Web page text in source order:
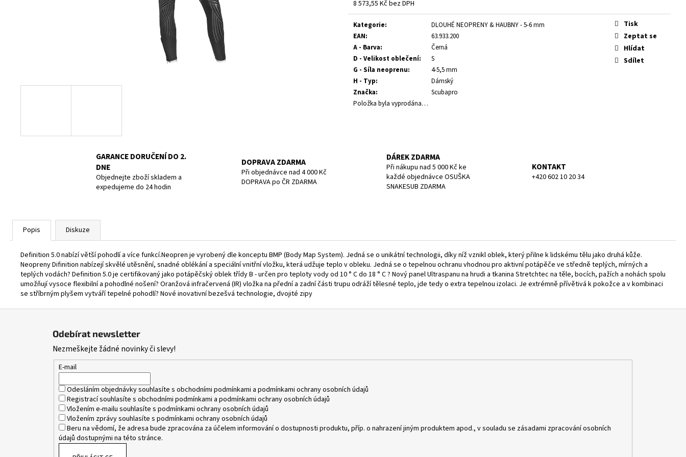
8 573,55 Kč bez DPH
Měrná
cena:
Kategorie:
DLOUHÉ NEOPRENY & HAUBNY - 5-6 mm
EAN:
63.933.200
A - Barva:
Černá
D - Velikost oblečení:
S
G - Síla neoprenu:
4-5,5 mm
H - Typ:
Dámský
Značka:
Scubapro
Položka byla vyprodána…
Tisk
Zeptat se
Hlídat
Sdílet
GARANCE DORUČENÍ DO 2.
DNE
Objednejte zboží skladem a
expedujeme do 24 hodin
DOPRAVA ZDARMA
Při objednávce nad 4 000 Kč
DOPRAVA po ČR ZDARMA
DÁREK ZDARMA
Při nákupu nad 5 000 Kč ke
každé objednávce OSUŠKA
SNAKESUB ZDARMA
KONTAKT
+420 602 10 20 34
Popis Diskuze
Definition 5.0 nabízí větší pohodlí a více funkcí.Neopren je vyrobený dle konceptu BMP (Body Map System). Jedná se o unikátní technologii, díky níž vznikl oblek, který přilne k lidskému tělu jako druhá kůže.
Neopreny Difinition nabízejí skvělé utěsnění, snadné oblékání a speciální vnitřní vložku, která udžuje teplo v obleku. Jedná se o tepelnou ochranu vhodnou pro aktivní potápěče ve středně teplých, mírných a
teplých vodách? Definition 5.0 je certifikovaný jako potápěčský oblek třídy B - určen pro teploty vody od 10 ° C do 18 ° C ? Nový panel Ultraspanu na hrudi a tkanina Stretchtec na těle, bocích, pažích a nohách spolu
umožňují vysoce flexibilní a pohodlné nošení? Oranžová infračervená (IR) vložka na přední a zadní části trupu odráží tělesné teplo, jde tedy o extra tepelnou izolaci. Je extrémně přívětivá k pokožce a v kombinaci
se stříbrným plyšem vytváří tepelné pohodlí? Nové inovativní bezešvá technologie, dvojité zipy
1 190 Kč
Odebírat newsletter
Nezmeškejte žádné novinky či slevy!
E-mail
Odesláním objednávky souhlasíte s obchodními podmínkami a podmínkami ochrany osobních údajů
Registrací souhlasíte s obchodními podmínkami a podmínkami ochrany osobních údajů
Vložením e-mailu souhlasíte s podmínkami ochrany osobních údajů
Vložením zprávy souhlasíte s podmínkami ochrany osobních údajů
Beru na vědomí, že adresa bude zpracována za účelem informování o dostupnosti produktu, příp. o nahrazení jiným produktem apod., v souladu se zásadami zpracování osobních
údajů dostupnými na této stránce.